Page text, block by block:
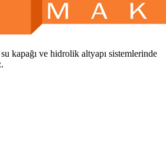
kapağı ve hidrolik altyapı sistemlerinde